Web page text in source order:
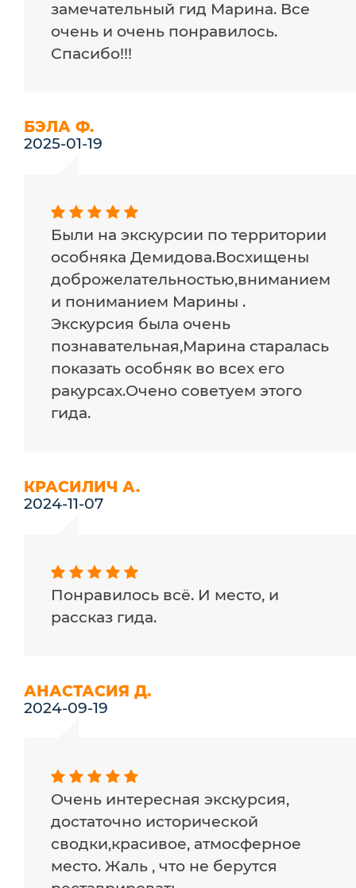
замечательный гид Марина. Все
очень и очень понравилось.
Спасибо!!!
БЭЛА Ф.
2025-01-19
Были на экскурсии по территории
особняка Демидова.Восхищены
доброжелательностью,вниманием
и пониманием Марины .
Экскурсия была очень
познавательная,Марина старалась
показать особняк во всех его
ракурсах.Очено советуем этого
гида.
КРАСИЛИЧ А.
2024-11-07
Понравилось всё. И место, и
рассказ гида.
АНАСТАСИЯ Д.
2024-09-19
Очень интересная экскурсия,
достаточно исторической
сводки,красивое, атмосферное
место. Жаль , что не берутся